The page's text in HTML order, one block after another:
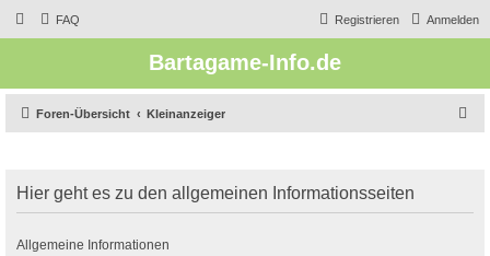
FAQ Anmelden
Registrieren
Bartagame-Info.de
Foren-Übersicht Kleinanzeiger
e
Hier geht es zu den allgemeinen Informationsseiten
Allgemeine Informationen